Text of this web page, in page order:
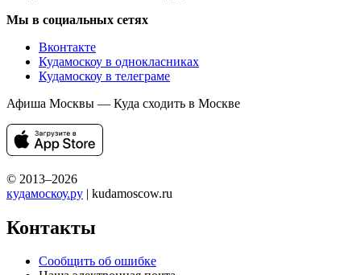
Мы в социальных сетях
Вконтакте
Кудамоскоу в однокласниках
Кудамоскоу в телеграме
Афиша Москвы — Куда сходить в Москве
© 2013–2026
кудамоскоу.ру | kudamoscow.ru
Контакты
Сообщить об ошибке